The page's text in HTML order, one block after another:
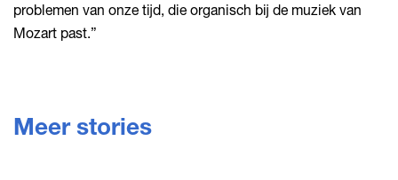
problemen van onze tijd, die organisch bij de muziek van
Mozart past.”
Meer stories